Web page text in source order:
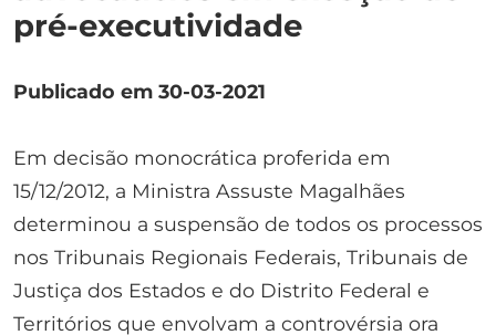
pré-executividade
Publicado em 30-03-2021
Em decisão monocrática proferida em
15/12/2012, a Ministra Assuste Magalhães
determinou a suspensão de todos os processos
nos Tribunais Regionais Federais, Tribunais de
Justiça dos Estados e do Distrito Federal e
Territórios que envolvam a controvérsia ora